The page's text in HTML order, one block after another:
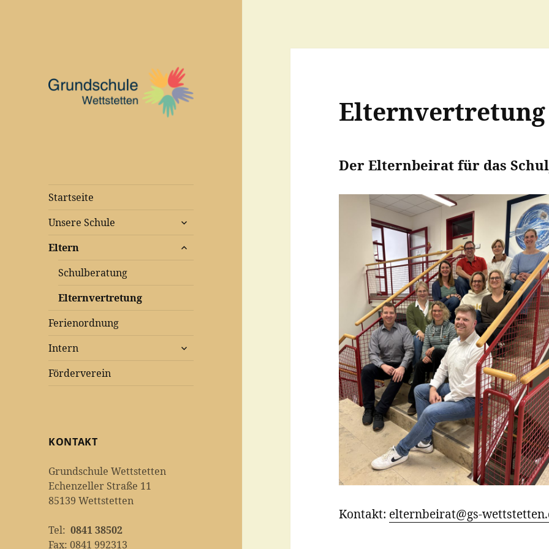
Startseite
Unsere Schule
untermenü
Eltern
untermenü
Schulberatung
Elternvertretung
Ferienordnung
Intern
untermenü
Förderverein
KONTAKT
Grundschule Wettstetten
Echenzeller Straße 11
85139 Wettstetten
Tel: 0841 38502
Fax: 0841 992313
Elternvertretung
Der Elternbeirat für das
Kontakt: elternbeirat@gs-